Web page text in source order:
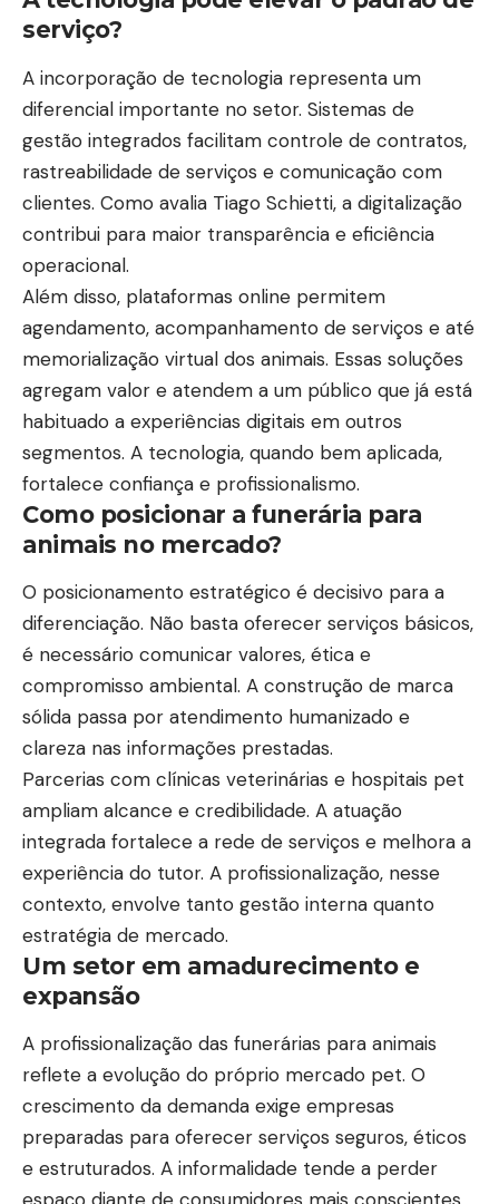
serviço?
A incorporação de tecnologia representa um
diferencial importante no setor. Sistemas de
gestão integrados facilitam controle de contratos,
rastreabilidade de serviços e comunicação com
clientes. Como avalia Tiago Schietti, a digitalização
contribui para maior transparência e eficiência
operacional.
Além disso, plataformas online permitem
agendamento, acompanhamento de serviços e até
memorialização virtual dos animais. Essas soluções
agregam valor e atendem a um público que já está
habituado a experiências digitais em outros
segmentos. A tecnologia, quando bem aplicada,
fortalece confiança e profissionalismo.
Como posicionar a funerária para
animais no mercado?
O posicionamento estratégico é decisivo para a
diferenciação. Não basta oferecer serviços básicos,
é necessário comunicar valores, ética e
compromisso ambiental. A construção de marca
sólida passa por atendimento humanizado e
clareza nas informações prestadas.
Parcerias com clínicas veterinárias e hospitais pet
ampliam alcance e credibilidade. A atuação
integrada fortalece a rede de serviços e melhora a
experiência do tutor. A profissionalização, nesse
contexto, envolve tanto gestão interna quanto
estratégia de mercado.
Um setor em amadurecimento e
expansão
A profissionalização das funerárias para animais
reflete a evolução do próprio mercado pet. O
crescimento da demanda exige empresas
preparadas para oferecer serviços seguros, éticos
e estruturados. A informalidade tende a perder